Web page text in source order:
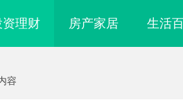
资理财 房产家居 生活
容